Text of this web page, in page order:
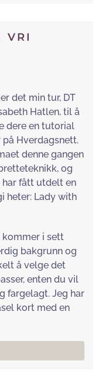
VRI
det min tur, DT
Hatlen, til å
dere en tutorial
på Hverdagsnett.
denne gangen
og
har fått utdelt en
heter: Lady with
i sett
bakgrunn og
å velge det
enten du vil
fargelagt. Jeg har
kort med en